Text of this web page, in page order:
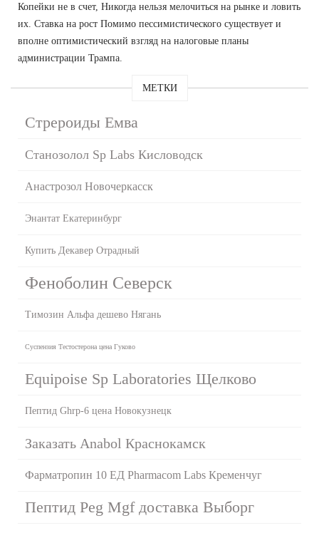
Копейки не в счет, Никогда нельзя мелочиться на рынке и ловить
их. Ставка на рост Помимо пессимистического существует и
вполне оптимистический взгляд на налоговые планы
администрации Трампа.
МЕТКИ
Стрероиды Емва
Станозолол Sp Labs Кисловодск
Анастрозол Новочеркасск
Энантат Екатеринбург
Купить Декавер Отрадный
Феноболин Северск
Tимозин Альфа дешево Нягань
Суспензия Тестостерона цена Гуково
Equipoise Sp Laboratories Щелково
Пептид Ghrp-6 цена Новокузнецк
Заказать Anabol Краснокамск
Фарматропин 10 ЕД Pharmacom Labs Кременчуг
Пептид Peg Mgf доставка Выборг